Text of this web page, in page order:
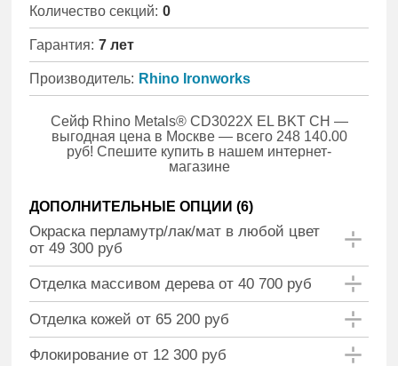
Количество секций: 0
Гарантия: 7 лет
Производитель: Rhino Ironworks
Сейф Rhino Metals® CD3022X EL BKT CH —
выгодная цена в Москве — всего 248 140.00
руб! Спешите купить в нашем интернет-
магазине
ДОПОЛНИТЕЛЬНЫЕ ОПЦИИ (6)
Окраска перламутр/лак/мат в любой цвет
от 49 300 руб
Отделка массивом дерева от 40 700 руб
Отделка кожей от 65 200 руб
Флокирование от 12 300 руб